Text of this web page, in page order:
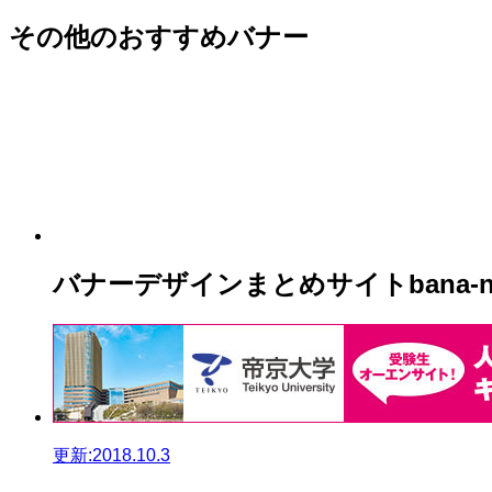
その他のおすすめバナー
バナーデザインまとめサイトbana-
更新:2018.10.3